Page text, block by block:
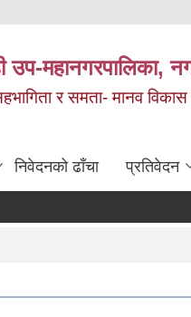
उप-महानगरपालिका,
र समता- मानव
निवेदनको ढाँचा प्रतिवेदन